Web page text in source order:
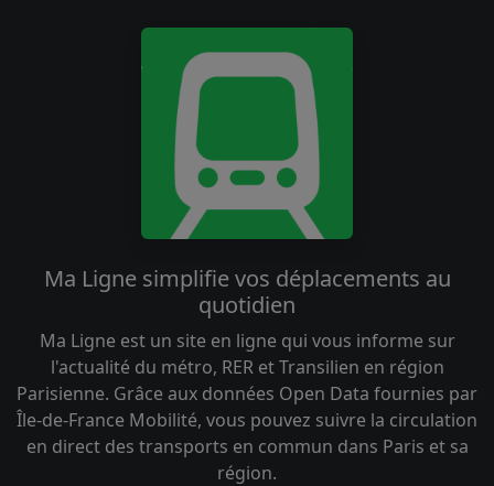
Ma Ligne simplifie vos déplacements au
quotidien
Ma Ligne est un site en ligne qui vous informe sur
l'actualité du métro, RER et Transilien en région
Parisienne. Grâce aux données Open Data fournies par
Île-de-France Mobilité, vous pouvez suivre la circulation
en direct des transports en commun dans Paris et sa
région.